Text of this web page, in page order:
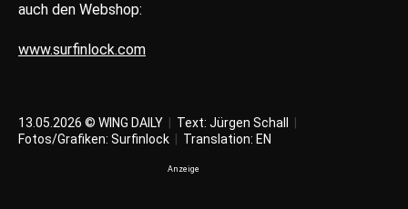
auch den Webshop:
www.surfinlock.com
13.05.2026 © WING DAILY Text: Jürgen Schall
Fotos/Grafiken: Surfinlock
Translation: EN